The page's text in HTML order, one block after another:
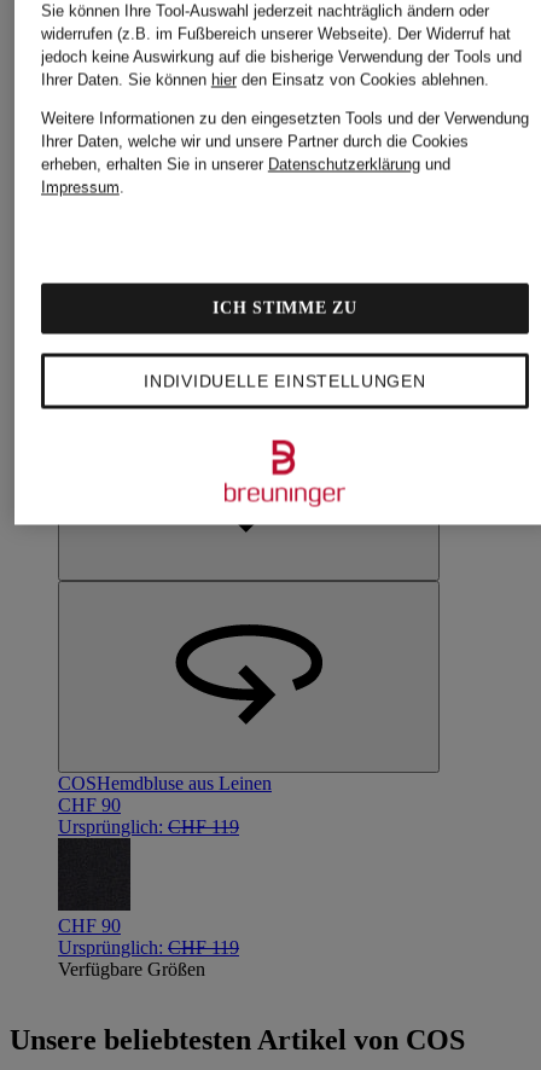
COSHemdbluse aus Leinen
CHF 90
Ursprünglich: CHF 119
CHF 90
Ursprünglich: CHF 119
Verfügbare Größen
Unsere beliebtesten Artikel von COS
Sie können Ihre Tool-Auswahl jederzeit nachträglich ändern oder
widerrufen (z.B. im Fußbereich unserer Webseite). Der Widerruf hat
jedoch keine Auswirkung auf die bisherige Verwendung der Tools und
Ihrer Daten. Sie können hierden Einsatz von Cookies ablehnen.
Weitere Informationen zu den eingesetzten Tools und der Verwendung
Ihrer Daten, welche wir und unsere Partner durch die Cookies
erheben, erhalten Sie in unserer Datenschutzerklärungund
Impressum.
INDIVIDUELLE EINSTELLUNGEN
ICH STIMME ZU